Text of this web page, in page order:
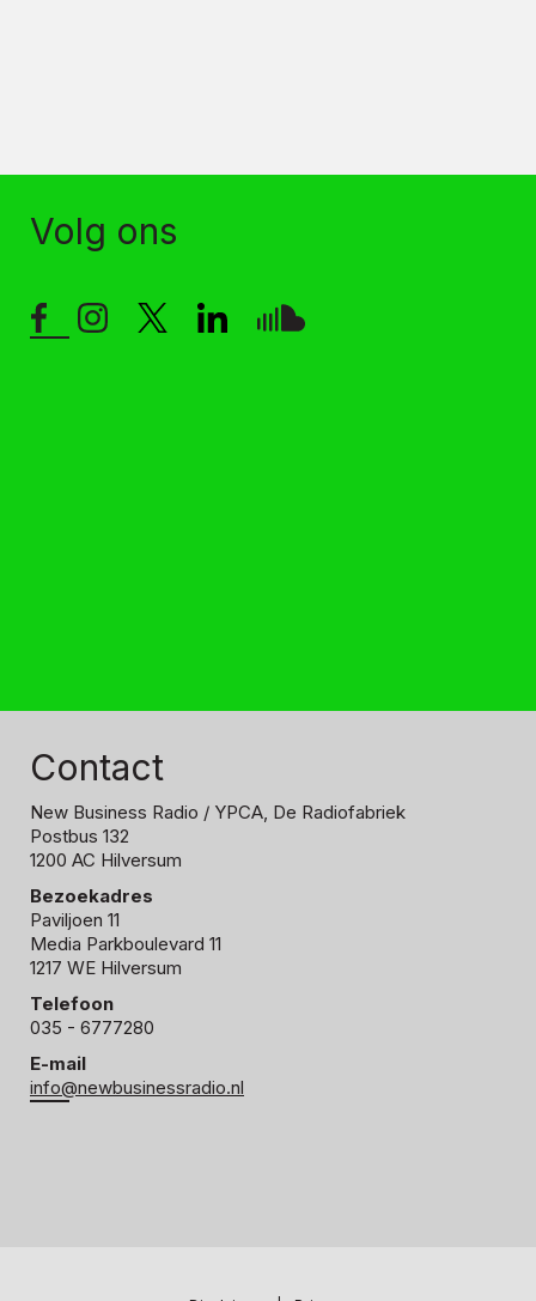
Volg ons
Contact
New Business Radio / YPCA, De Radiofabriek
Postbus 132
1200 AC Hilversum
Bezoekadres
Paviljoen 11
Media Parkboulevard 11
1217 WE Hilversum
Telefoon
035 - 6777280
E-mail
info@newbusinessradio.nl